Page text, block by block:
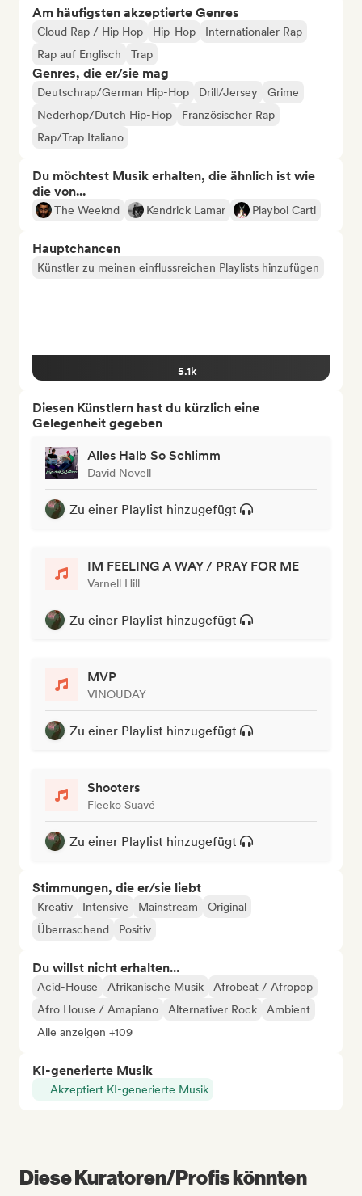
Am häufigsten akzeptierte Genres
Cloud Rap / Hip Hop Hip-Hop
Internationaler Rap
Rap auf Englisch
Trap
Genres, die er/sie mag
Deutschrap/German Hip-Hop Drill/Jersey
Grime
Nederhop/Dutch Hip-Hop
Französischer Rap
Rap/Trap Italiano
Du möchtest Musik erhalten, die ähnlich ist wie
die von...
The Weeknd Kendrick Lamar Playboi Carti
Hauptchancen
Künstler zu meinen einflussreichen Playlists hinzufügen
5.1k
Diesen Künstlern hast du kürzlich eine
Gelegenheit gegeben
Alles Halb So Schlimm
David Novell
Zu einer Playlist hinzugefügt
IM FEELING A WAY / PRAY FOR ME
Varnell Hill
Zu einer Playlist hinzugefügt
MVP
VINOUDAY
Zu einer Playlist hinzugefügt
Shooters
Fleeko Suavé
Zu einer Playlist hinzugefügt
Stimmungen, die er/sie liebt
Kreativ Intensive Mainstream
Original
Überraschend
Positiv
Du willst nicht erhalten...
Acid-House Afrikanische Musik
Afrobeat / Afropop
Afro House / Amapiano
Alternativer Rock
Ambient
Alle anzeigen +109
KI-generierte Musik
Akzeptiert KI-generierte Musik
Diese Kuratoren/Profis könnten